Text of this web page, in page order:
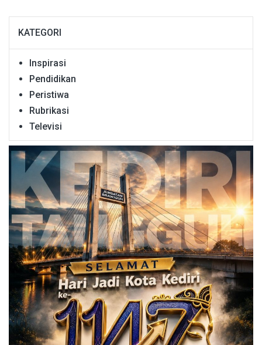
KATEGORI
Inspirasi
Pendidikan
Peristiwa
Rubrikasi
Televisi